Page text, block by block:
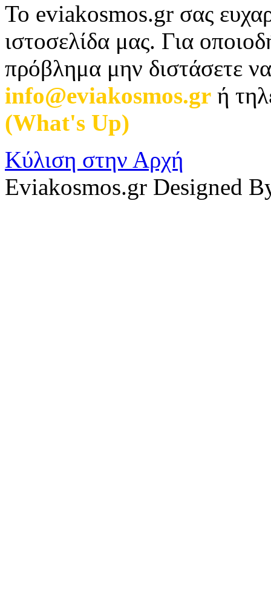
Το eviakosmos.gr σας
ιστοσελίδα μας. Για
πρόβλημα μην διστάσετε
info@eviakosmos.gr ή
(What's Up)
Κύλιση στην Αρχή
Eviakosmos.gr Designed